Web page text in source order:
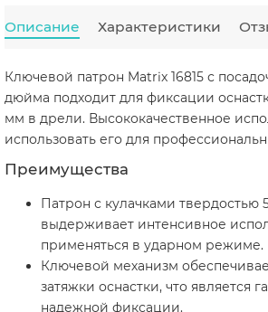
Описание Характеристики
Ключевой патрон Matrix 16815 с
дюйма подходит для фиксации
мм в дрели. Высококачественное
использовать его для
Преимущества
Патрон с кулачками твердостью
выдерживает интенсивное
применяться в ударном режиме.
Ключевой механизм
затяжки оснастки, что является
надежной фиксации.